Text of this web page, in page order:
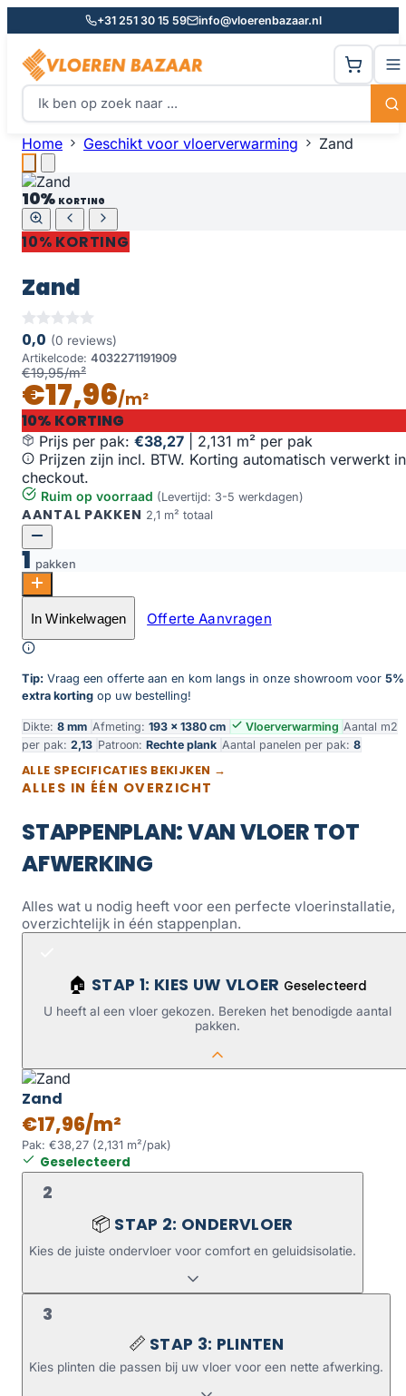
+31 251 30 15 59 info@vloerenbazaar.nl
Home Geschikt voor vloerverwarming Zand
10% KORTING
10% KORTING
Zand
0,0 (0 reviews)
Artikelcode: 4032271191909
€19,95/m²
€17,96/m²
10% KORTING
Prijs per pak: €38,27
2,131 m² per pak
Prijzen zijn incl. BTW. Korting automatisch verwerkt in
checkout.
Ruim op voorraad (Levertijd: 3-5 werkdagen)
AANTAL PAKKEN 2,1 m² totaal
1 pakken
Zand aantal
Toevoegen aan winkelwagen
In Winkelwagen Offerte Aanvragen
Tip: Vraag een offerte aan en kom langs in onze showroom voor 5%
extra korting op uw bestelling!
Dikte: 8 mm Afmeting: 193 × 1380 cm Vloerverwarming Aantal m2
per pak: 2,13 Patroon: Rechte plank Aantal panelen per pak: 8
ALLE SPECIFICATIES BEKIJKEN →
ALLES IN ÉÉN OVERZICHT
STAPPENPLAN: VAN VLOER TOT
AFWERKING
Alles wat u nodig heeft voor een perfecte vloerinstallatie,
overzichtelijk in één stappenplan.
🏠 STAP 1: KIES UW VLOER Geselecteerd
U heeft al een vloer gekozen. Bereken het benodigde aantal
pakken.
Zand
€17,96/m²
Pak: €38,27 (2,131 m²/pak)
Geselecteerd
2
📦 STAP 2: ONDERVLOER
Kies de juiste ondervloer voor comfort en geluidsisolatie.
3
📏 STAP 3: PLINTEN
Kies plinten die passen bij uw vloer voor een nette afwerking.